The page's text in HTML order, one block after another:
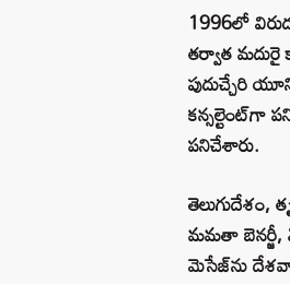
1996లో
తర్వాత
పుదుచ్చేరి
కన్సల్టెంట్‌గా
పనిచేశారు.
తెలుగుదేశం,
మమతా బెనర్జీ,
మెసేజ్‌ను